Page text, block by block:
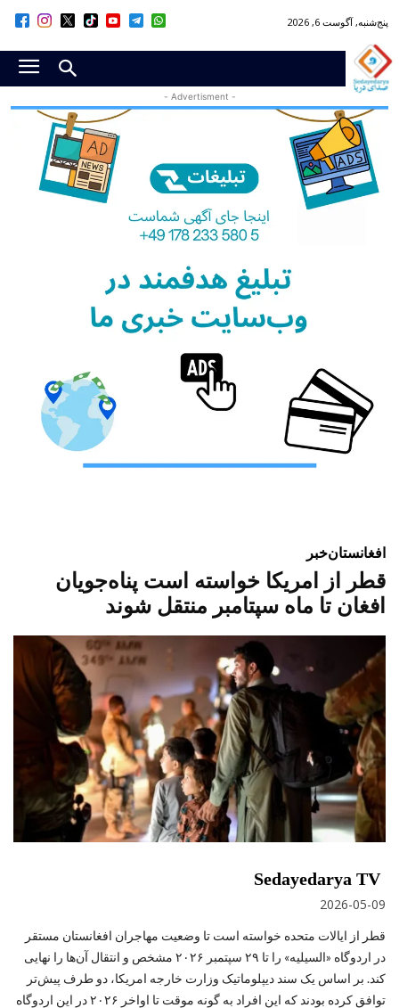
پنج‌شنبه, آگوست 6, 2026
- Advertisment -
افغانستانخبر
قطر از امریکا خواسته است پناه‌جویان
افغان تا ماه سپتامبر منتقل شوند
Sedayedarya TV
2026-05-09
قطر از ایالات متحده خواسته است تا وضعیت مهاجران افغانستان مستقر
در اردوگاه «السیلیه» را تا ۲۹ سپتمبر ۲۰۲۶ مشخص و انتقال آن‌ها را نهایی
کند. بر اساس یک سند دیپلوماتیک وزارت خارجه امریکا، دو طرف پیش‌تر
توافق کرده بودند که این افراد به‌ گونه موقت تا اواخر ۲۰۲۶ در این اردوگاه